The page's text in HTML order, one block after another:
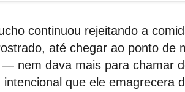
continuou rejeitando a
até chegar ao ponto de
― nem dava mais para chamar
intencional que ele emagrecera